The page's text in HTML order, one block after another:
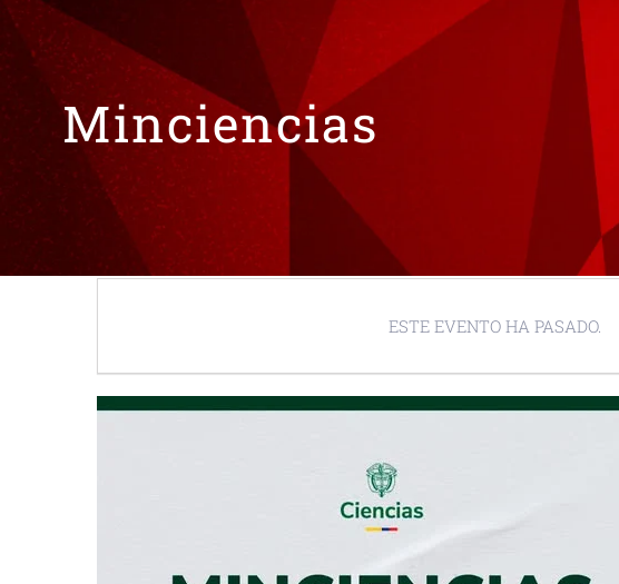
Minciencias
ESTE EVENTO HA PASADO.